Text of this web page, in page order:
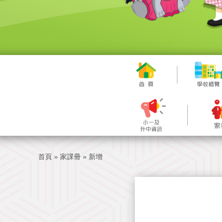
首頁 » 家課冊 » 新增